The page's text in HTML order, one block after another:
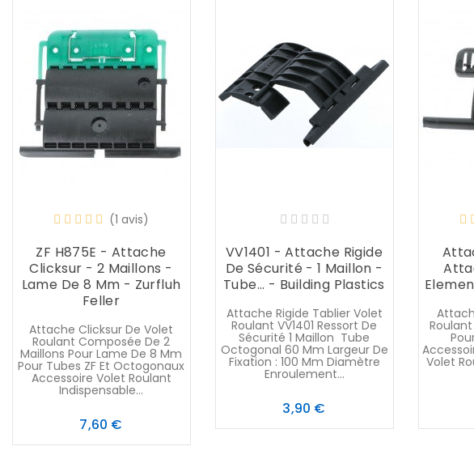
(1 avis)
ZF H875E - Attache
Clicksur - 2 Maillons -
Lame De 8 Mm - Zurfluh
Feller
Attache Clicksur De Volet
Roulant Composée De 2
Maillons Pour Lame De 8 Mm
Pour Tubes ZF Et Octogonaux
Accessoire Volet Roulant
Indispensable...
7,60 €
VV1401 - Attache Rigide
De Sécurité - 1 Maillon -
Tube... - Building Plastics
Attache Rigide Tablier Volet
Roulant VV1401 Ressort De
Sécurité 1 Maillon Tube
Octogonal 60 Mm Largeur De
Fixation : 100 Mm Diamètre
Enroulement...
3,90 €
Volet